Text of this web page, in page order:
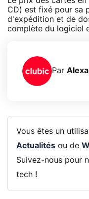
CD) est fixé pour sa
d'expédition et de
complète du logiciel
Par
Vous êtes un
Actualitésou de
Suivez-nous pour
tech !